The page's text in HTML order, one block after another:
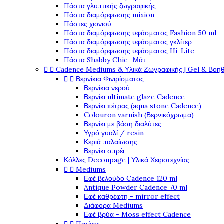
Πάστα γλυπτικής ζωγραφικής
Πάστα διαμόρφωσης mixion
Πάστες χιονιού
Πάστα διαμόρφωσης υφάσματος Fashion 50 ml
Πάστα διαμόρφωσης υφάσματος γκλίτερ
Πάστα διαμόρφωσης υφάσματος Hi-Lite
Πάστα Shabby Chic -Μάτ
  Cadence Mediums & Υλικά Ζωγραφικής | Gel &
  Βερνίκια Φινιρίσματος
Βερνίκια νερού
Βερνίκι ultimate glaze Cadence
Βερνίκι πέτρας (aqua stone Cadence)
Colouron varnish (Βερνικόχρωμα)
Βερνίκι με βάση διαλύτες
Υγρό γυαλί / resin
Κεριά παλαίωσης
Βερνίκι σπρέι
Κόλλες Decoupage | Υλικά Χειροτεχνίας
  Mediums
Εφέ βελούδο Cadence 120 ml
Antique Powder Cadence 70 ml
Εφέ καθρέφτη - mirror effect
Διάφορα Mediums
Εφέ βρύα - Moss effect Cadence